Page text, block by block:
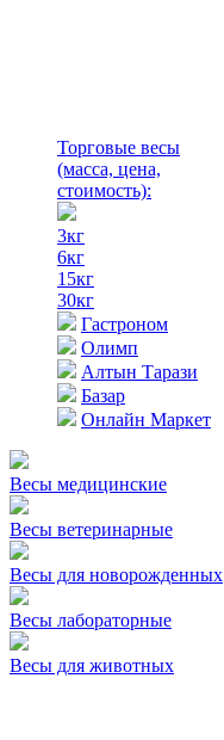
Торговые весы
(масса, цена,
стоимость):
3кг
6кг
15кг
30кг
Гастроном
Олимп
Алтын Тарази
Базар
Онлайн Маркет
Весы медицинские
Весы ветеринарные
Весы для новорожденных
Весы лабораторные
Весы для животных